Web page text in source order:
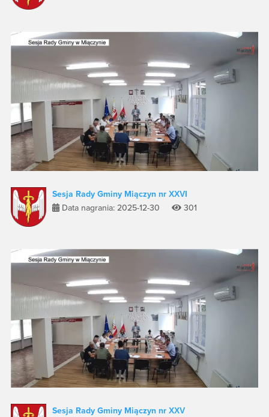
Sesja Rady Gminy Miączyn nr XXVI
Data nagrania: 2025-12-30
301
Sesja Rady Gminy Miączyn nr XXV